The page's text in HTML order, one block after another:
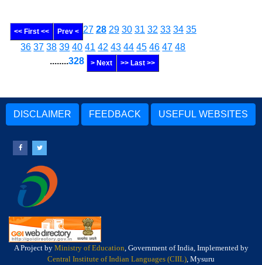
<< First << Prev < 27 28 29 30 31 32 33 34 35
36 37 38 39 40 41 42 43 44 45 46 47 48
........328 > Next >> Last >>
DISCLAIMER FEEDBACK USEFUL WEBSITES
A Project by Ministry of Education, Government of India, Implemented by
Central Institute of Indian Languages (CIIL), Mysuru